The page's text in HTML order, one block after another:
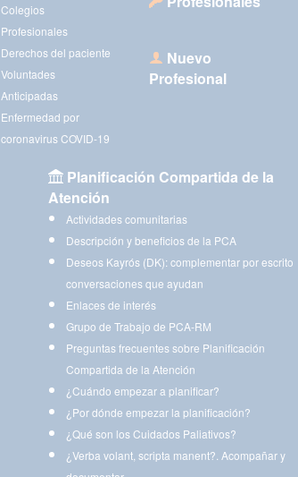
Colegios
Profesionales
Derechos del paciente
Voluntades
Anticipadas
Enfermedad por
coronavirus COVID-19
Nuevo
Profesional
Planificación Compartida de la
Atención
Actividades comunitarias
Descripción y beneficios de la PCA
Deseos Kayrós (DK): complementar por escrito
conversaciones que ayudan
Enlaces de interés
Grupo de Trabajo de PCA-RM
Preguntas frecuentes sobre Planificación
Compartida de la Atención
¿Cuándo empezar a planificar?
¿Por dónde empezar la planificación?
¿Qué son los Cuidados Paliativos?
¿Verba volant, scripta manent?. Acompañar y